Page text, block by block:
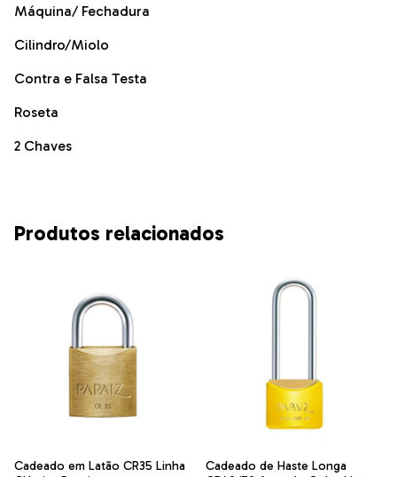
Máquina/ Fechadura
Cilindro/Miolo
Contra e Falsa Testa
Roseta
2 Chaves
Produtos relacionados
Cadeado em Latão CR35 Linha
Cadeado de Haste Longa